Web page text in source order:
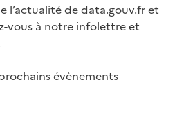
l’actualité de data.gouv.fr et
vous à notre infolettre et
évènements